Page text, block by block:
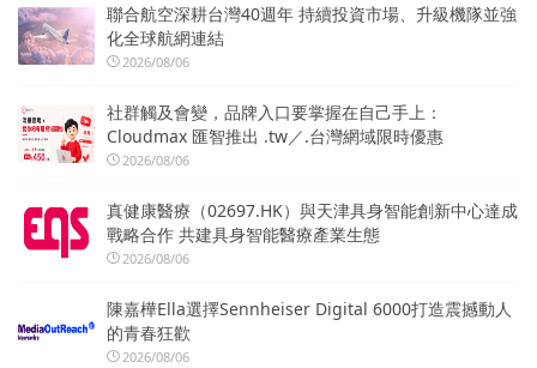
聯合航空深耕台灣40週年 持續投資市場、升級機隊並強
化全球航網連結
2026/08/06
社群觸及會變，品牌入口要掌握在自己手上：
Cloudmax 匯智推出 .tw／.台灣網域限時優惠
2026/08/06
真健康醫療（02697.HK）與天津具身智能創新中心達成
戰略合作 共建具身智能醫療產業生態
2026/08/06
陳嘉樺Ella選擇Sennheiser Digital 6000打造震撼動人
的青春狂歡
2026/08/06